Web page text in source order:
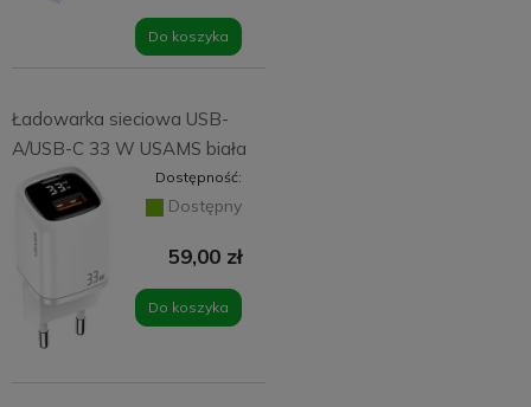
Do koszyka
Ładowarka sieciowa USB-
A/USB-C 33 W USAMS biała
Dostępność:
Dostępny
59,00 zł
Do koszyka